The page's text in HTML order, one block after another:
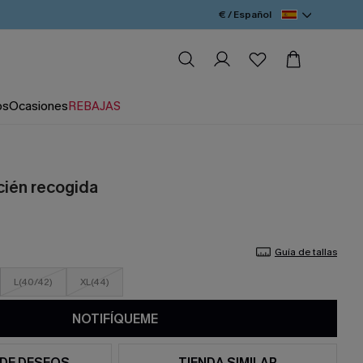
€ / Español
OcasionesREBAJAS
recogida
Guía de tallas
L(40/42) XL(44)
NOTIFÍQUEME